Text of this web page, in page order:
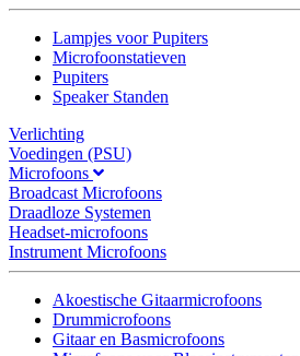
Lampjes voor Pupiters
Microfoonstatieven
Pupiters
Speaker Standen
Verlichting
Voedingen (PSU)
Microfoons
Broadcast Microfoons
Draadloze Systemen
Headset-microfoons
Instrument Microfoons
Akoestische Gitaarmicrofoons
Drummicrofoons
Gitaar en Basmicrofoons